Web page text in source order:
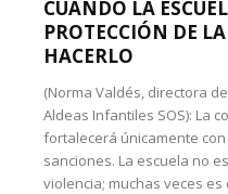
CUANDO LA
PROTECCIÓN DE
HACERLO
(Norma Valdés, directora
Aldeas Infantiles SOS): La
fortalecerá únicamente
sanciones. La escuela no
violencia; muchas veces